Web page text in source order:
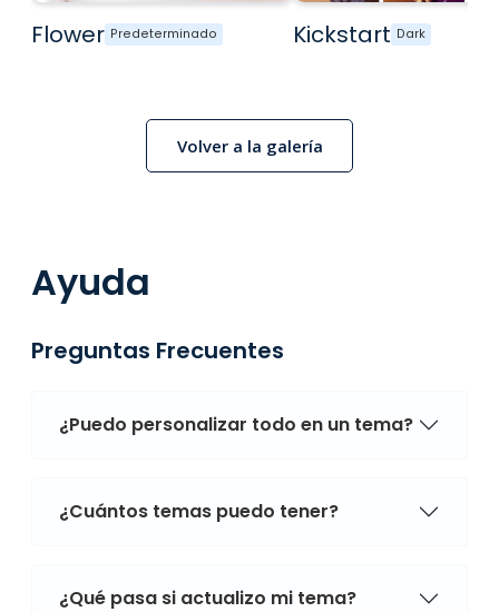
Flower Predeterminado Kickstart Dark
Volver a la galería
Ayuda
Preguntas Frecuentes
¿Puedo personalizar todo en un tema?
¿Cuántos temas puedo tener?
¿Qué pasa si actualizo mi tema?